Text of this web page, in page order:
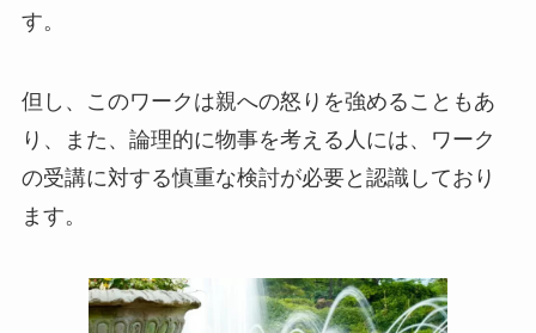
す。
但し、このワークは親への怒りを強めることもあ
り、また、論理的に物事を考える人には、ワーク
の受講に対する慎重な検討が必要と認識しており
ます。